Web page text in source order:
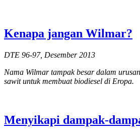
Kenapa jangan Wilmar?
DTE 96-97, Desember 2013
Nama Wilmar tampak besar dalam
sawit untuk membuat biodiesel di Eropa.
Menyikapi dampak-